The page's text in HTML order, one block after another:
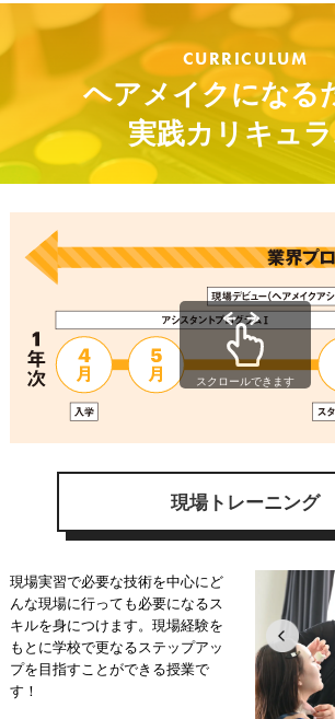
CURRICULUM
ヘアメイクになる
実践カリキュ
スクロールできます
現場トレーニング
現場実習で必要な技術を中心にど
んな現場に行っても必要になるス
キルを身につけます。現場経験を
もとに学校で更なるステップアッ
プを目指すことができる授業で
す！